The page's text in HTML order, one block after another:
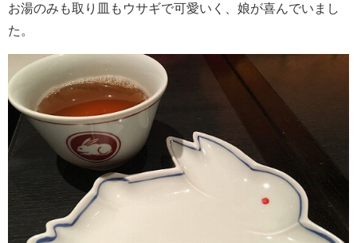
お湯のみも取り皿もウサギで可愛いく、娘が喜んでいまし
た。